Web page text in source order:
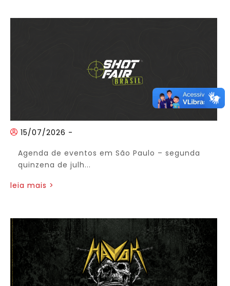
15/07/2026 -
Agenda de eventos em São Paulo – segunda
quinzena de julh...
leia mais >